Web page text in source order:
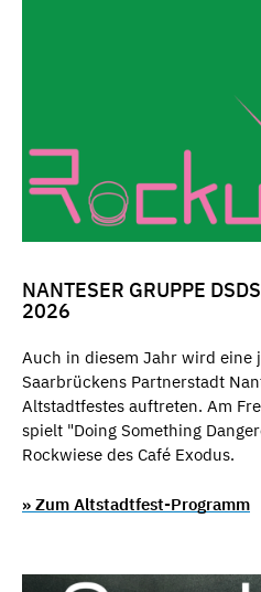
NANTESER GRUPPE
2026
Auch in diesem Jahr wird eine
Saarbrückens Partnerstadt
Altstadtfestes auftreten. Am
spielt "Doing Something
Rockwiese des Café Exodus.
» Zum Altstadtfest-Programm